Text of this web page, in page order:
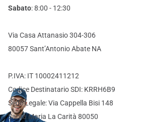
Sabato: 8:00 - 12:30
Via Casa Attanasio 304-306
80057 Sant’Antonio Abate NA
P.IVA: IT 10002411212
Codice Destinatario SDI: KRRH6B9
Sede Legale: Via Cappella Bisi 148
Santa Maria La Carità 80050